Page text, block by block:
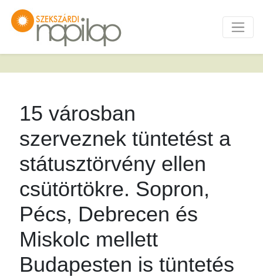
15 városban
szerveznek tüntetést a
státusztörvény ellen
csütörtökre. Sopron,
Pécs, Debrecen és
Miskolc mellett
Budapesten is tüntetés